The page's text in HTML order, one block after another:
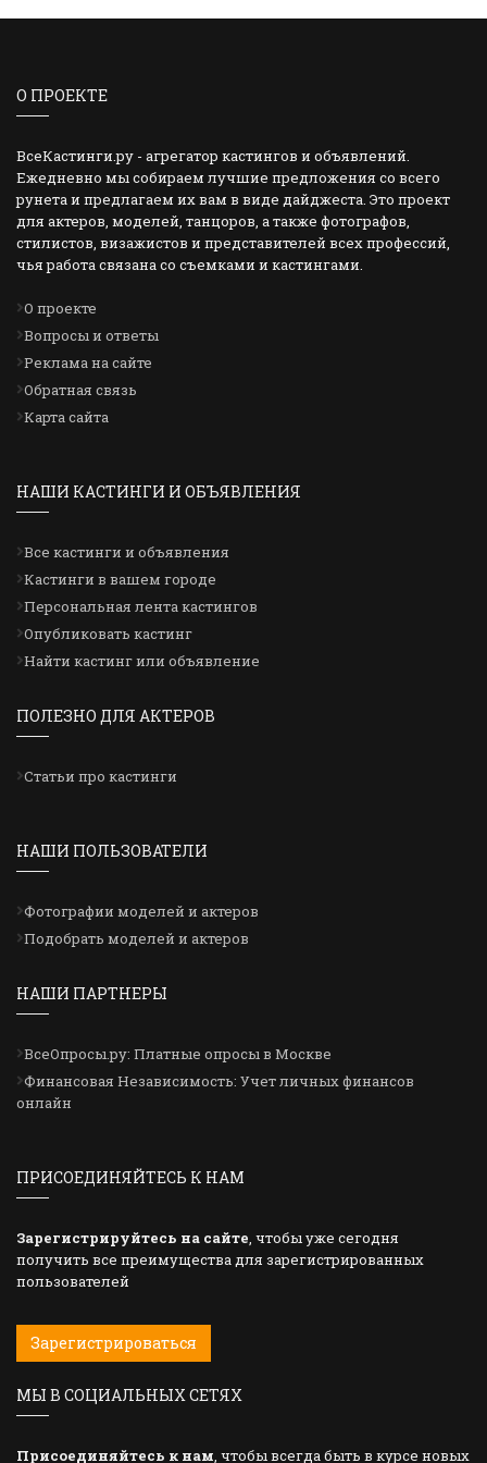
О ПРОЕКТЕ
ВсеКастинги.ру - агрегатор кастингов и объявлений.
Ежедневно мы собираем лучшие предложения со всего
рунета и предлагаем их вам в виде дайджеста. Это проект
для актеров, моделей, танцоров, а также фотографов,
стилистов, визажистов и представителей всех профессий,
чья работа связана со съемками и кастингами.
О проекте
Вопросы и ответы
Реклама на сайте
Обратная связь
Карта сайта
НАШИ КАСТИНГИ И ОБЪЯВЛЕНИЯ
Все кастинги и объявления
Кастинги в вашем городе
Персональная лента кастингов
Опубликовать кастинг
Найти кастинг или объявление
ПОЛЕЗНО ДЛЯ АКТЕРОВ
Статьи про кастинги
НАШИ ПОЛЬЗОВАТЕЛИ
Фотографии моделей и актеров
Подобрать моделей и актеров
НАШИ ПАРТНЕРЫ
ВсеОпросы.ру: Платные опросы в Москве
Финансовая Независимость: Учет личных финансов
онлайн
ПРИСОЕДИНЯЙТЕСЬ К НАМ
Зарегистрируйтесь на сайте, чтобы уже сегодня
получить все преимущества для зарегистрированных
пользователей
Зарегистрироваться
МЫ В СОЦИАЛЬНЫХ СЕТЯХ
Присоединяйтесь к нам, чтобы всегда быть в курсе новых